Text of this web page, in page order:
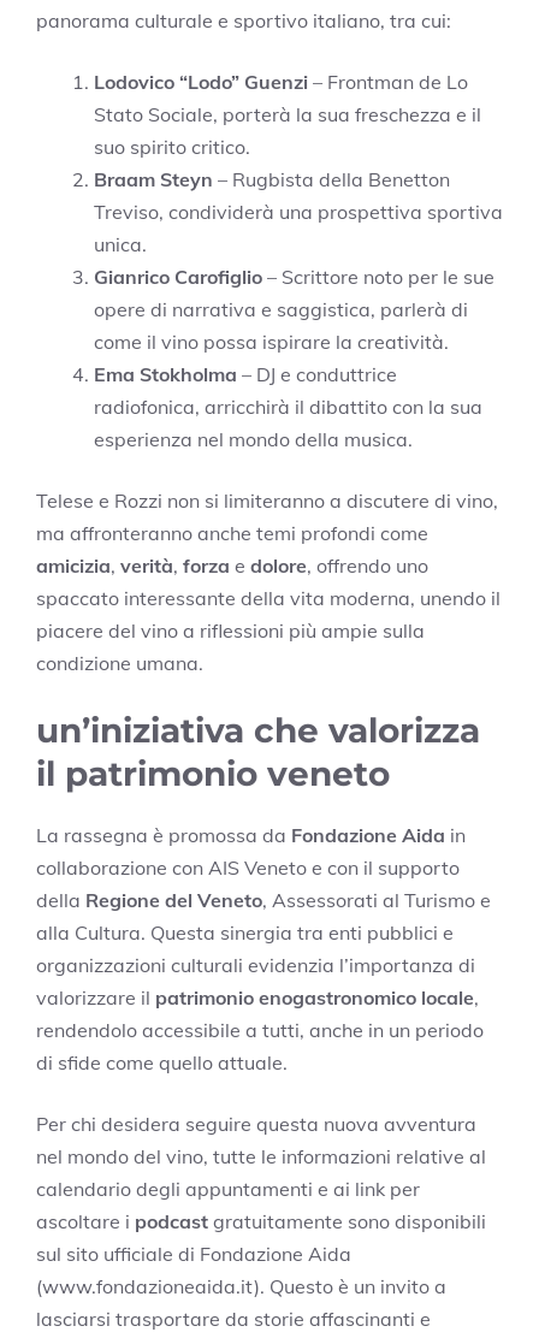
panorama culturale e sportivo italiano, tra cui:
Lodovico “Lodo” Guenzi – Frontman de Lo
Stato Sociale, porterà la sua freschezza e il
suo spirito critico.
Braam Steyn – Rugbista della Benetton
Treviso, condividerà una prospettiva sportiva
unica.
Gianrico Carofiglio – Scrittore noto per le sue
opere di narrativa e saggistica, parlerà di
come il vino possa ispirare la creatività.
Ema Stokholma – DJ e conduttrice
radiofonica, arricchirà il dibattito con la sua
esperienza nel mondo della musica.
Telese e Rozzi non si limiteranno a discutere di vino,
ma affronteranno anche temi profondi come
amicizia, verità, forza e dolore, offrendo uno
spaccato interessante della vita moderna, unendo il
piacere del vino a riflessioni più ampie sulla
condizione umana.
un’iniziativa che valorizza
il patrimonio veneto
La rassegna è promossa da Fondazione Aida in
collaborazione con AIS Veneto e con il supporto
della Regione del Veneto, Assessorati al Turismo e
alla Cultura. Questa sinergia tra enti pubblici e
organizzazioni culturali evidenzia l’importanza di
valorizzare il patrimonio enogastronomico locale,
rendendolo accessibile a tutti, anche in un periodo
di sfide come quello attuale.
Per chi desidera seguire questa nuova avventura
nel mondo del vino, tutte le informazioni relative al
calendario degli appuntamenti e ai link per
ascoltare i podcast gratuitamente sono disponibili
sul sito ufficiale di Fondazione Aida
(www.fondazioneaida.it). Questo è un invito a
lasciarsi trasportare da storie affascinanti e